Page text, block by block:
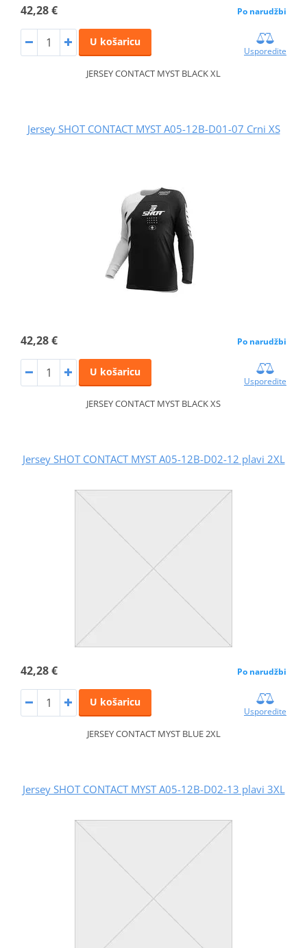
42,28 € Po narudžbi
U košaricu
Usporedite
JERSEY CONTACT MYST BLACK XL
Jersey SHOT CONTACT MYST A05-12B-D01-07 Crni XS
42,28 € Po narudžbi
U košaricu
Usporedite
JERSEY CONTACT MYST BLACK XS
Jersey SHOT CONTACT MYST A05-12B-D02-12 plavi 2XL
42,28 € Po narudžbi
U košaricu
Usporedite
JERSEY CONTACT MYST BLUE 2XL
Jersey SHOT CONTACT MYST A05-12B-D02-13 plavi 3XL